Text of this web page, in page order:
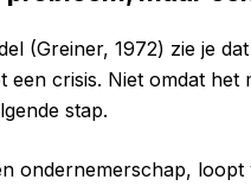
(Greiner, 1972) zie je
een crisis. Niet omdat
stap.
ondernemerschap,